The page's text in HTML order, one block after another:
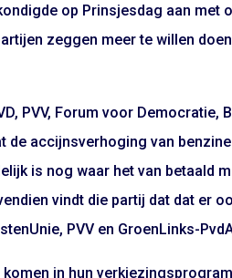
op Prinsjesdag aan
zeggen meer te willen
PVV, Forum voor Democratie,
de accijnsverhoging van
is nog waar het van betaald
vindt die partij dat dat er
PVV en GroenLinks-
komen in hun